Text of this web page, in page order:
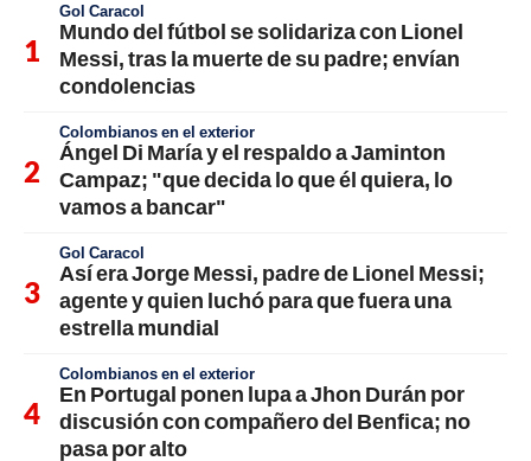
Gol Caracol
Mundo del fútbol se solidariza con Lionel
Messi, tras la muerte de su padre; envían
condolencias
Colombianos en el exterior
Ángel Di María y el respaldo a Jaminton
Campaz; "que decida lo que él quiera, lo
vamos a bancar"
Gol Caracol
Así era Jorge Messi, padre de Lionel Messi;
agente y quien luchó para que fuera una
estrella mundial
Colombianos en el exterior
En Portugal ponen lupa a Jhon Durán por
discusión con compañero del Benfica; no
pasa por alto